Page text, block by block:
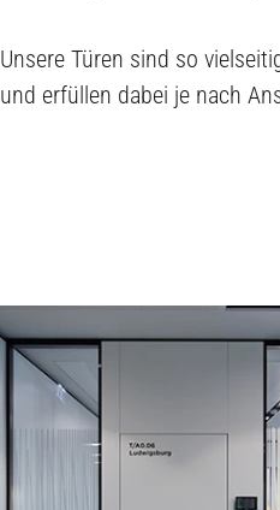
Unsere Türen sind so
und erfüllen dabei je nach